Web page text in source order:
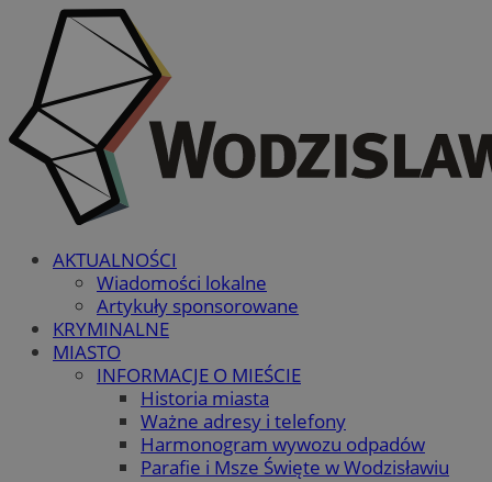
AKTUALNOŚCI
Wiadomości lokalne
Artykuły sponsorowane
KRYMINALNE
MIASTO
INFORMACJE O MIEŚCIE
Historia miasta
Ważne adresy i telefony
Harmonogram wywozu odpadów
Parafie i Msze Święte w Wodzisławiu